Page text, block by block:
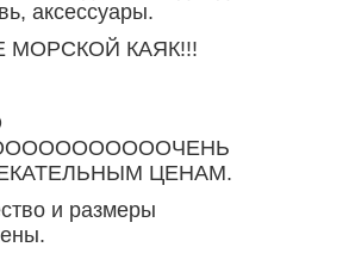
аксессуары.
МОРСКОЙ КАЯК!!!
ЦЕНАМ.
и размеры